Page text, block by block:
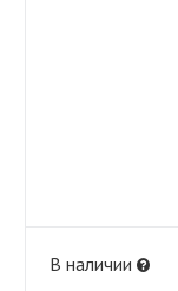
В наличии